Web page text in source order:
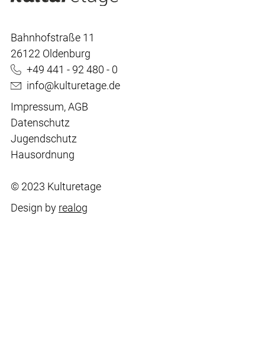
Bahnhofstraße 11
26122 Oldenburg
+49 441 - 92 480 - 0
info@kulturetage.de
Impressum,AGB
Datenschutz
Jugendschutz
Hausordnung
© 2023 Kulturetage
Design by realog